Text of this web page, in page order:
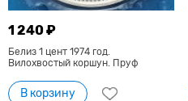
1 240 ₽
Белиз 1 цент 1974 год.
Вилохвостый коршун. Пруф
В корзину